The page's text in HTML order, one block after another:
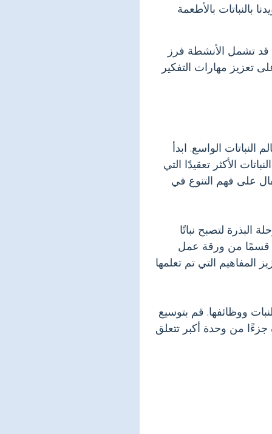
بالنباتات بالأطعمة
قد تشمل الأنشطة فرز
تعزيز مهارات التفكير
الواسع. ابدأ
الأكثر تعقيدًا التي
على فهم التنوع في
البذرة لتصبح نباتًا
قسمًا من ورقة عمل
المفاهيم التي تم تعلمها
ووظائفها. قم بتوسيع
من وحدة أكبر تتعلق